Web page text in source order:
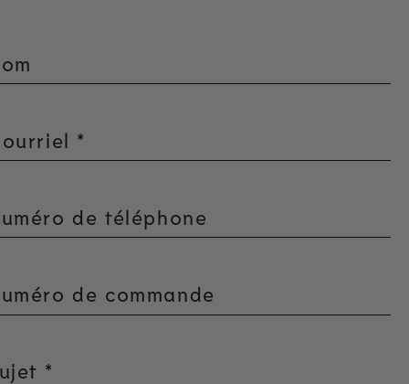
*
de téléphone
de commande
*